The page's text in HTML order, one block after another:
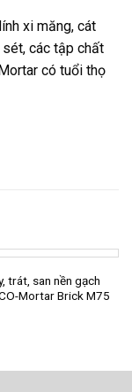
xi măng, cát
các tập chất
có tuổi thọ
trát, san nền gạch
Mortar Brick M75